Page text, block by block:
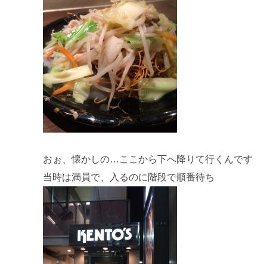
おぉ、懐かしの…ここから下へ降りて行くんです
当時は満員で、入るのに階段で順番待ち